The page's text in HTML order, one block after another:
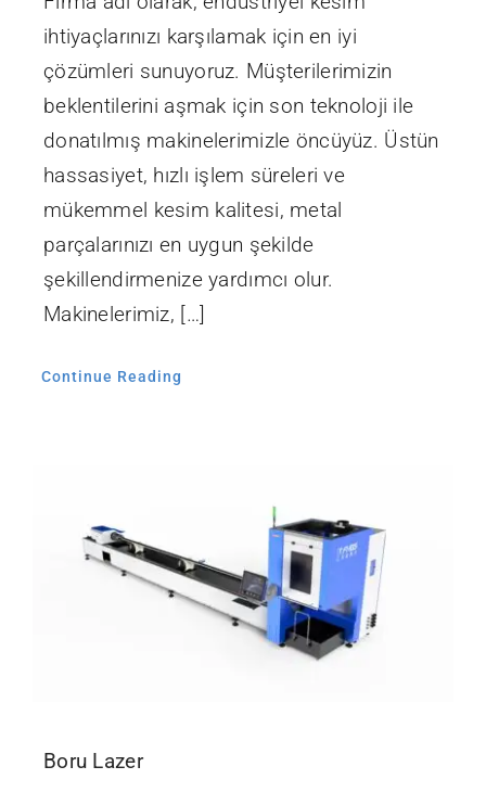
ihtiyaçlarınızı karşılamak için en iyi
çözümleri sunuyoruz. Müşterilerimizin
beklentilerini aşmak için son teknoloji ile
donatılmış makinelerimizle öncüyüz. Üstün
hassasiyet, hızlı işlem süreleri ve
mükemmel kesim kalitesi, metal
parçalarınızı en uygun şekilde
şekillendirmenize yardımcı olur.
Makinelerimiz, […]
Continue Reading
Boru Lazer